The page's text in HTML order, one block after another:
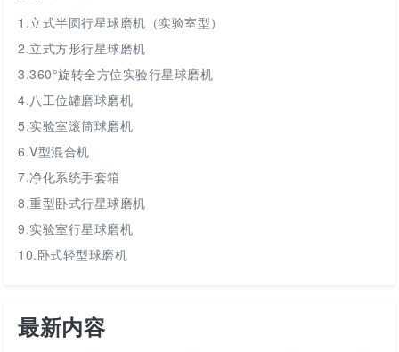
1.立式半圆行星球磨机（实验室型）
2.立式方形行星球磨机
3.360°旋转全方位实验行星球磨机
4.八工位罐磨球磨机
5.实验室滚筒球磨机
6.V型混合机
7.净化系统手套箱
8.重型卧式行星球磨机
9.实验室行星球磨机
10.卧式轻型球磨机
最新内容